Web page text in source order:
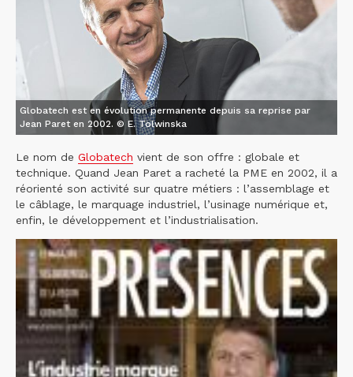
Globatech est en évolution permanente depuis sa reprise par
Jean Paret en 2002. © E. Tolwinska
Le nom de Globatech vient de son offre : globale et
technique. Quand Jean Paret a racheté la PME en 2002, il a
réorienté son activité sur quatre métiers : l’assemblage et
le câblage, le marquage industriel, l’usinage numérique et,
enfin, le développement et l’industrialisation.